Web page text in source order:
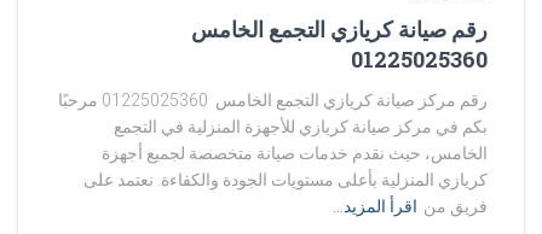
رقم صيانة كريازي التجمع الخامس
01225025360
رقم مركز صيانة كريازي التجمع الخامس 01225025360 مرحبًا
بكم في مركز صيانة كريازي للأجهزة المنزلية في التجمع
الخامس، حيث نقدم خدمات صيانة متخصصة لجميع أجهزة
كريازي المنزلية بأعلى مستويات الجودة والكفاءة. نعتمد على
فريق من اقرأ المزيد…